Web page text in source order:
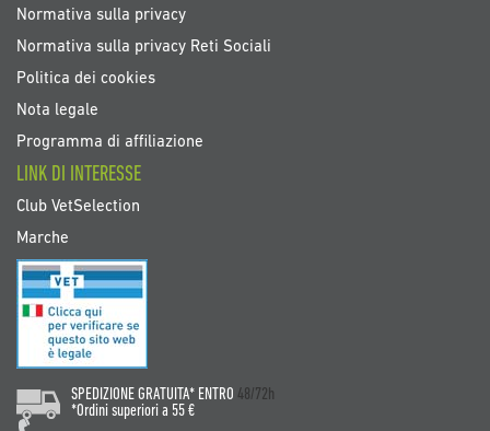
Normativa sulla privacy
Normativa sulla privacy Reti Sociali
Politica dei cookies
Nota legale
Programma di affiliazione
LINK DI INTERESSE
Club VetSelection
Marche
SPEDIZIONE GRATUITA* ENTRO 48/72h
*Ordini superiori a 55 €